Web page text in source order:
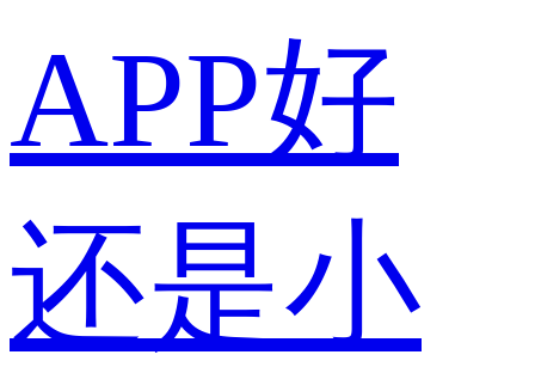
APP好
还是小